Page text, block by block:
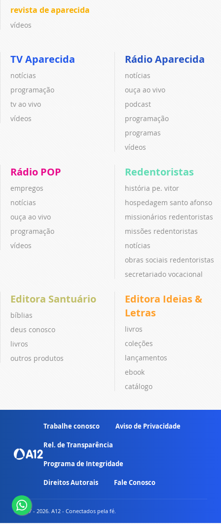
revista de aparecida
vídeos
TV Aparecida
notícias
programação
tv ao vivo
vídeos
Rádio Aparecida
notícias
ouça ao vivo
podcast
programação
programas
vídeos
Rádio POP
empregos
notícias
ouça ao vivo
programação
vídeos
Redentoristas
história pe. vitor
hospedagem santo afonso
missionários redentoristas
missões redentoristas
notícias
obras sociais redentoristas
secretariado vocacional
Editora Santuário
bíblias
deus conosco
livros
outros produtos
Editora Ideias &
Letras
livros
coleções
lançamentos
ebook
catálogo
Trabalhe conosco Aviso de Privacidade
Rel. de Transparência
Programa de Integridade
Direitos Autorais Fale Conosco
© 2007 - 2026. A12 - Conectados pela fé.